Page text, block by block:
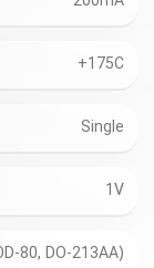
+175C
Single
1V
80, DO-213AA)